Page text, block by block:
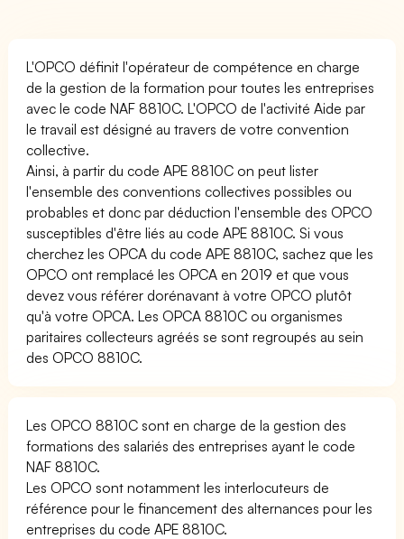
L'OPCO définit l'opérateur de compétence en charge
de la gestion de la formation pour toutes les entreprises
avec le code NAF 8810C. L'OPCO de l'activité Aide par
le travail est désigné au travers de votre convention
collective.
Ainsi, à partir du code APE 8810C on peut lister
l'ensemble des conventions collectives possibles ou
probables et donc par déduction l'ensemble des OPCO
susceptibles d'être liés au code APE 8810C. Si vous
cherchez les OPCA du code APE 8810C, sachez que les
OPCO ont remplacé les OPCA en 2019 et que vous
devez vous référer dorénavant à votre OPCO plutôt
qu'à votre OPCA. Les OPCA 8810C ou organismes
paritaires collecteurs agréés se sont regroupés au sein
des OPCO 8810C.
Les OPCO 8810C sont en charge de la gestion des
formations des salariés des entreprises ayant le code
NAF 8810C.
Les OPCO sont notamment les interlocuteurs de
référence pour le financement des alternances pour les
entreprises du code APE 8810C.